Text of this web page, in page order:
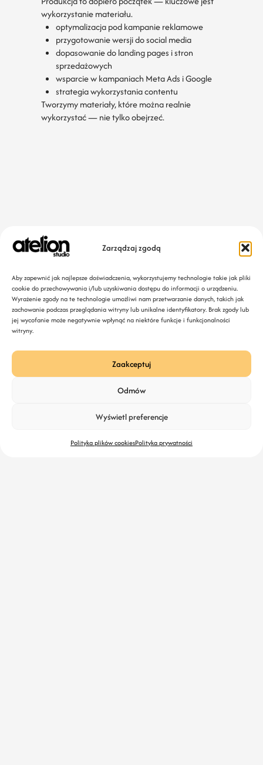
Zarządzaj zgodą
Aby zapewnić jak najlepsze doświadczenia, wykorzystujemy technologie takie jak pliki
cookie do przechowywania i/lub uzyskiwania dostępu do informacji o urządzeniu.
Wyrażenie zgody na te technologie umożliwi nam przetwarzanie danych, takich jak
zachowanie podczas przeglądania witryny lub unikalne identyfikatory. Brak zgody lub
jej wycofanie może negatywnie wpłynąć na niektóre funkcje i funkcjonalności
witryny.
Zaakceptuj
Odmów
Wyświetl preferencje
Polityka plików cookiesPolityka prywatności
wykorzystanie materiału.
optymalizacja pod kampanie reklamowe
przygotowanie wersji do social media
dopasowanie do landing pages i stron
sprzedażowych
wsparcie w kampaniach Meta Ads i Google
strategia wykorzystania contentu
Tworzymy materiały, które można realnie
wykorzystać — nie tylko obejrzeć.